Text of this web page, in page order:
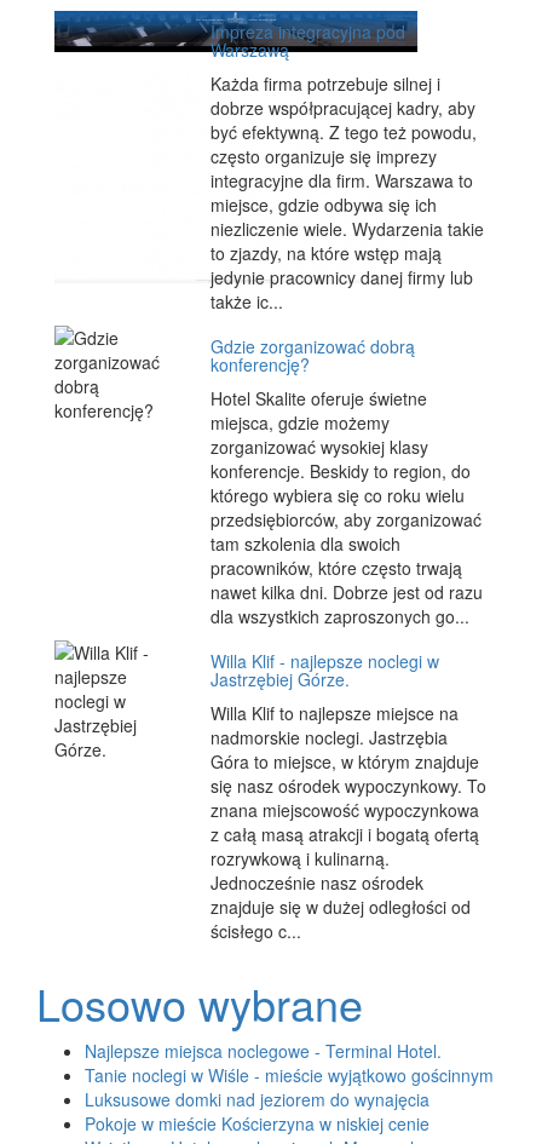
Impreza integracyjna pod
Warszawą
Każda firma potrzebuje silnej i
dobrze współpracującej kadry, aby
być efektywną. Z tego też powodu,
często organizuje się imprezy
integracyjne dla firm. Warszawa to
miejsce, gdzie odbywa się ich
niezliczenie wiele. Wydarzenia takie
to zjazdy, na które wstęp mają
jedynie pracownicy danej firmy lub
także ic...
Gdzie zorganizować dobrą
konferencję?
Hotel Skalite oferuje świetne
miejsca, gdzie możemy
zorganizować wysokiej klasy
konferencje. Beskidy to region, do
którego wybiera się co roku wielu
przedsiębiorców, aby zorganizować
tam szkolenia dla swoich
pracowników, które często trwają
nawet kilka dni. Dobrze jest od razu
dla wszystkich zaproszonych go...
Willa Klif - najlepsze noclegi w
Jastrzębiej Górze.
Willa Klif to najlepsze miejsce na
nadmorskie noclegi. Jastrzębia
Góra to miejsce, w którym znajduje
się nasz ośrodek wypoczynkowy. To
znana miejscowość wypoczynkowa
z całą masą atrakcji i bogatą ofertą
rozrywkową i kulinarną.
Jednocześnie nasz ośrodek
znajduje się w dużej odległości od
ścisłego c...
Losowo wybrane
Najlepsze miejsca noclegowe - Terminal Hotel.
Tanie noclegi w Wiśle - mieście wyjątkowo gościnnym
Luksusowe domki nad jeziorem do wynajęcia
Pokoje w mieście Kościerzyna w niskiej cenie